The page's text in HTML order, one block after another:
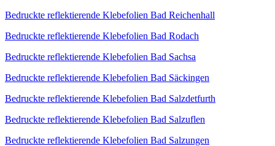
Bedruckte reflektierende Klebefolien Bad Reichenhall
Bedruckte reflektierende Klebefolien Bad Rodach
Bedruckte reflektierende Klebefolien Bad Sachsa
Bedruckte reflektierende Klebefolien Bad Säckingen
Bedruckte reflektierende Klebefolien Bad Salzdetfurth
Bedruckte reflektierende Klebefolien Bad Salzuflen
Bedruckte reflektierende Klebefolien Bad Salzungen